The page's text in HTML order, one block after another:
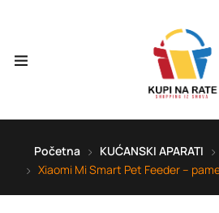
Početna KUĆANSKI APARATI
Xiaomi Mi Smart Pet Feeder –